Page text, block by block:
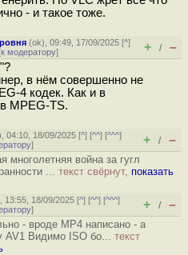
- и такое тоже.
(ok), 09:49, 17/09/2025 [^]
к модератору] + / –
в нём совершенно не
4 кодек. Как и в
MPEG-TS.
04:10, 18/09/2025 [^] [^^] [^^^]
] + / –
многолетняя война за гугл
... текст свёрнут, показать
13:55, 18/09/2025 [^] [^^] [^^^]
] + / –
- вроде MP4 написано - а
AV1 Видимо ISO бо... текст